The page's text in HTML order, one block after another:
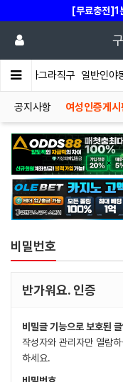
[무료충전]1
비아그라직구 일반인야
공지사항 여성인증게
비밀번호
반가워요. 인증
비밀글 기능으로 보호된
작성자와 관리자만 열람
하세요.